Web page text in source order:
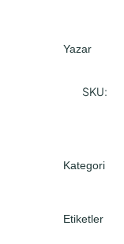
Yazar
SKU:
Kategori
Etiketler